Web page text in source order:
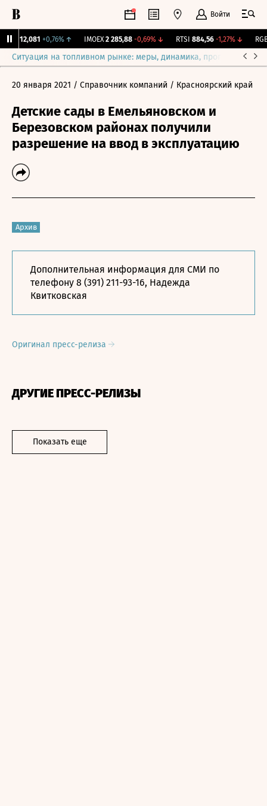
Войти
12,081 +0,76%↑ IMOEX 2 285,88 -0,69%↓ RTSI 884,56 -1,27%↓ RGBI
Ситуация на топливном рынке: меры, динамика, прогнозы
20 января 2021 / Справочник компаний / Красноярский край
Детские сады в Емельяновском и
Березовском районах получили
разрешение на ввод в эксплуатацию
Архив
Дополнительная информация для СМИ по
телефону 8 (391) 211-93-16, Надежда
Квитковская
Оригинал пресс-релиза
ДРУГИЕ ПРЕСС-РЕЛИЗЫ
Показать еще